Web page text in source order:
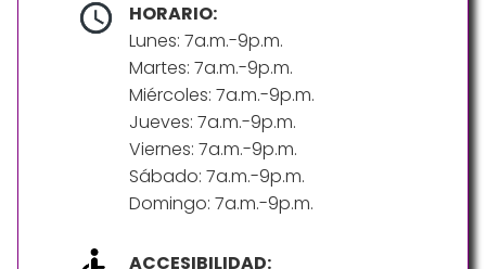
HORARIO:
Lunes: 7a.m.-9p.m.
Martes: 7a.m.-9p.m.
Miércoles: 7a.m.-9p.m.
Jueves: 7a.m.-9p.m.
Viernes: 7a.m.-9p.m.
Sábado: 7a.m.-9p.m.
Domingo: 7a.m.-9p.m.
ACCESIBILIDAD: